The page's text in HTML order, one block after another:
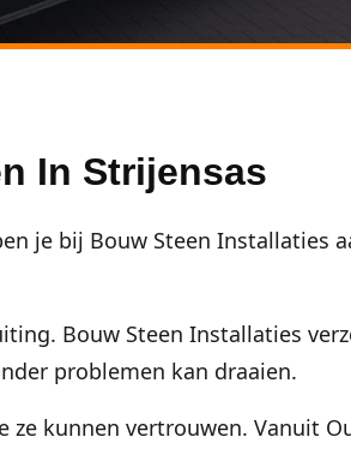
In Strijensas
je bij Bouw Steen Installaties
Bouw Steen Installaties
problemen kan draaien.
kunnen vertrouwen. Vanuit